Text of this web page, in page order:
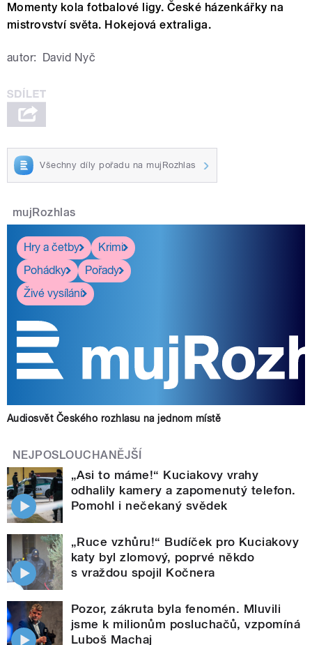
Momenty kola fotbalové ligy. České házenkářky na
mistrovství světa. Hokejová extraliga.
autor: David Nyč
Všechny díly pořadu na mujRozhlas
mujRozhlas
Hry a četby
Krimi
Pohádky
Pořady
Živé vysílání
Audiosvět Českého rozhlasu na jednom místě
NEJPOSLOUCHANĚJŠÍ
„Asi to máme!“ Kuciakovy vrahy
odhalily kamery a zapomenutý telefon.
Pomohl i nečekaný svědek
„Ruce vzhůru!“ Budíček pro Kuciakovy
katy byl zlomový, poprvé někdo
s vraždou spojil Kočnera
Pozor, zákruta byla fenomén. Mluvili
jsme k milionům posluchačů, vzpomíná
Luboš Machaj